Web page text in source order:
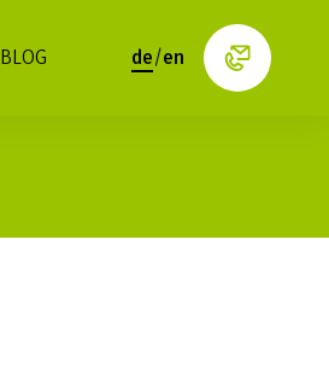
BLOG de/en